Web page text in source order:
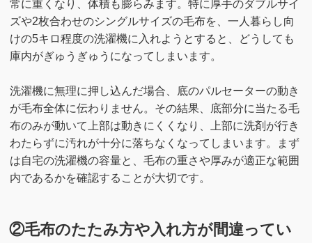
常に重くなり、体積も膨らみます。特に厚手のダブルサイ
ズや2枚合わせのシングルサイズの毛布を、一人暮らし向
けの5キロ程度の洗濯機に入れようとすると、どうしても
庫内がぎゅうぎゅうになってしまいます。
洗濯機に無理に押し込んだ場合、底のパルセーターの動き
が毛布全体に伝わりません。その結果、底部分に当たる毛
布のみが動いて上部は動きにくくなり、上部に洗剤が行き
わたらずに汚れが十分に落ちなくなってしまいます。まず
は自宅の洗濯機の容量と、毛布の重さや厚みが適正な範囲
内であるかを確認することが大切です。
②毛布のたたみ方や入れ方が間違ってい